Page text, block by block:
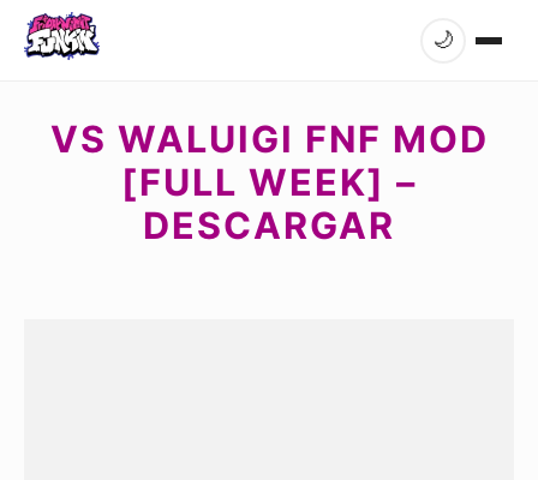
🌙
VS WALUIGI FNF MOD
[FULL WEEK] –
DESCARGAR